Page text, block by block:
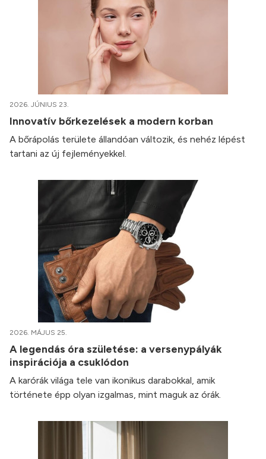
2026. JÚNIUS 23.
Innovatív bőrkezelések a modern korban
A bőrápolás területe állandóan változik, és nehéz lépést
tartani az új fejleményekkel.
2026. MÁJUS 25.
A legendás óra születése: a versenypályák
inspirációja a csuklódon
A karórák világa tele van ikonikus darabokkal, amik
története épp olyan izgalmas, mint maguk az órák.